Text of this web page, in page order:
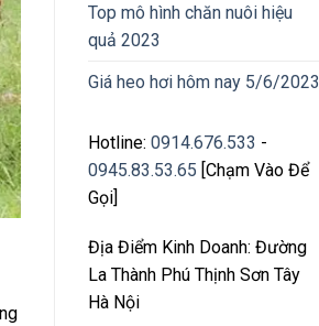
Top mô hình chăn nuôi hiệu
quả 2023
Giá heo hơi hôm nay 5/6/2023
Hotline: 0914.676.533 -
0945.83.53.65 [Chạm Vào Để
Gọi]
Địa Điểm Kinh Doanh: Đường
La Thành Phú Thịnh Sơn Tây
Hà Nội